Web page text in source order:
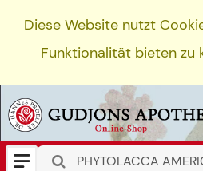
Diese Website nutzt
Funktionalität bieten zu